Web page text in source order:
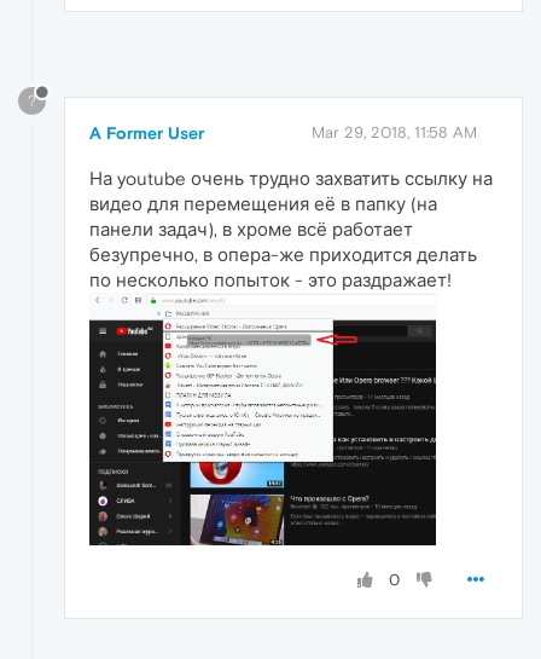
?
A Former User Mar 29, 2018, 11:58 AM
На youtube очень трудно захватить ссылку на
видео для перемещения её в папку (на
панели задач), в хроме всё работает
безупречно, в опера-же приходится делать
по несколько попыток - это раздражает!
0